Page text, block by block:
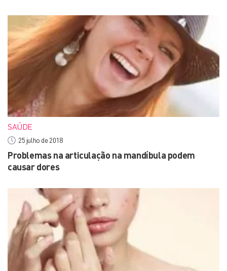
SAÚDE
25 julho de 2018
Problemas na articulação na mandíbula podem
causar dores